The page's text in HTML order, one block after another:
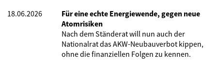
18.06.2026
Für eine echte Energiewende, gegen neue
Atomrisiken
Nach dem Ständerat will nun auch der
Nationalrat das AKW-Neubauverbot kippen,
ohne die finanziellen Folgen zu kennen.